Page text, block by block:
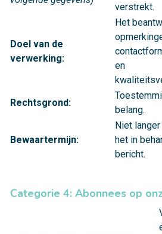
verstrekt.
Doel van de
verwerking:
Het
en
Rechtsgrond:
belang.
Bewaartermijn:
Niet
het in
bericht.
Categorie 4: Abonnees op